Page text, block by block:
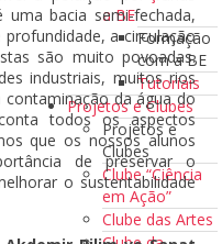
a BE
Formação
com a BE
Tutoriais
Projetos e Clubes
Projetos e
Clubes
Clube “Ciência
em Ação”
Clube das Artes
bacia semi-fechada,
a circulação
são muito povoadas.
industriais, muitos rios
da água do
todos os aspectos
que os nossos alunos
de preservar o
o sustentabilidade